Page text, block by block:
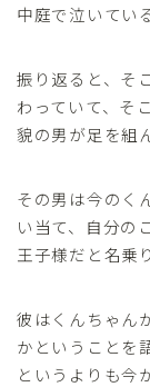
中庭で泣いてい
振り返ると、そ
わっていて、そ
貌の男が足を組
その男は今のく
い当て、自分の
王子様だと名乗
彼はくんちゃん
かということを
というよりも今